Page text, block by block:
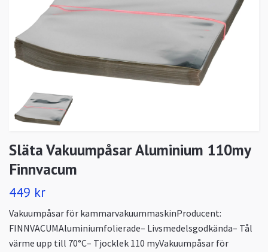
Släta Vakuumpåsar Aluminium 110my
Finnvacum
449 kr
Vakuumpåsar för kammarvakuummaskinProducent:
FINNVACUMAluminiumfolierade– Livsmedelsgodkända– Tål
värme upp till 70°C– Tjocklek 110 myVakuumpåsar för